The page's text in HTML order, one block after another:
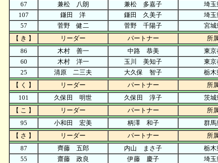
67
兼松 八朗 兼松 多嘉子
埼玉
107
鎌田 洋 鎌田 久美子
埼玉
57
菅野 健二 菅野 千陽子
宮城
【 き 】
リーダー パートナー
所
86
木村 善一 中路 恭美
東京
60
木村 洋一 玉川 美知子
東京
25
清原 二三夫 大久保 智子
栃木
【 く 】
リーダー パートナー
所
101
久保田 明世 久保田 淳子
茨城
【 こ 】
リーダー パートナー
所
95
小和田 宏美 柄澤 和子
群馬
【 さ 】
リーダー パートナー
所
87
齊藤 五郎 内山 まさ子
栃木
55
齋藤 政良 伊藤 慶子
埼玉